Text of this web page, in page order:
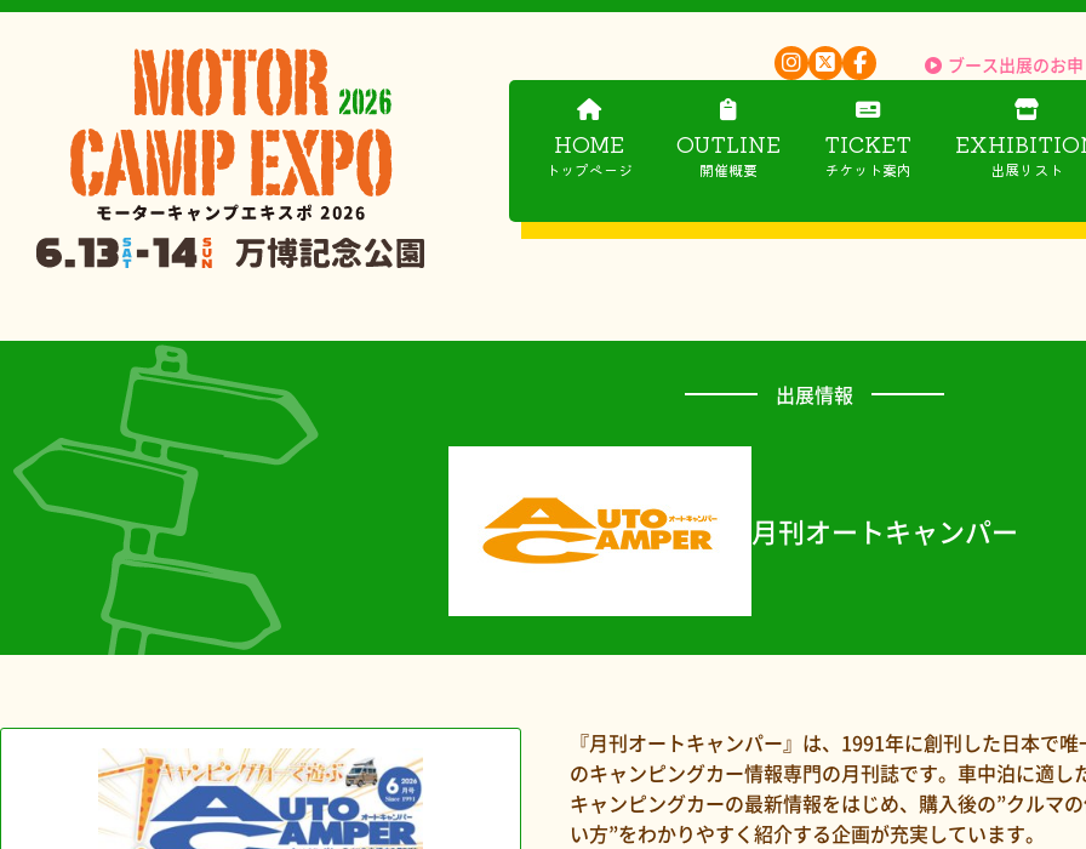
ブース出展のお
HOME
トップページ
OUTLINE
開催概要
TICKET
チケット案内 出展リスト
出展情報
月刊オートキャンパー
『月刊オートキャンパー』は、1991年に創刊した日本で唯
のキャンピングカー情報専門の月刊誌です。車中泊に適し
キャンピングカーの最新情報をはじめ、購入後の”クルマ
い方”をわかりやすく紹介する企画が充実しています。